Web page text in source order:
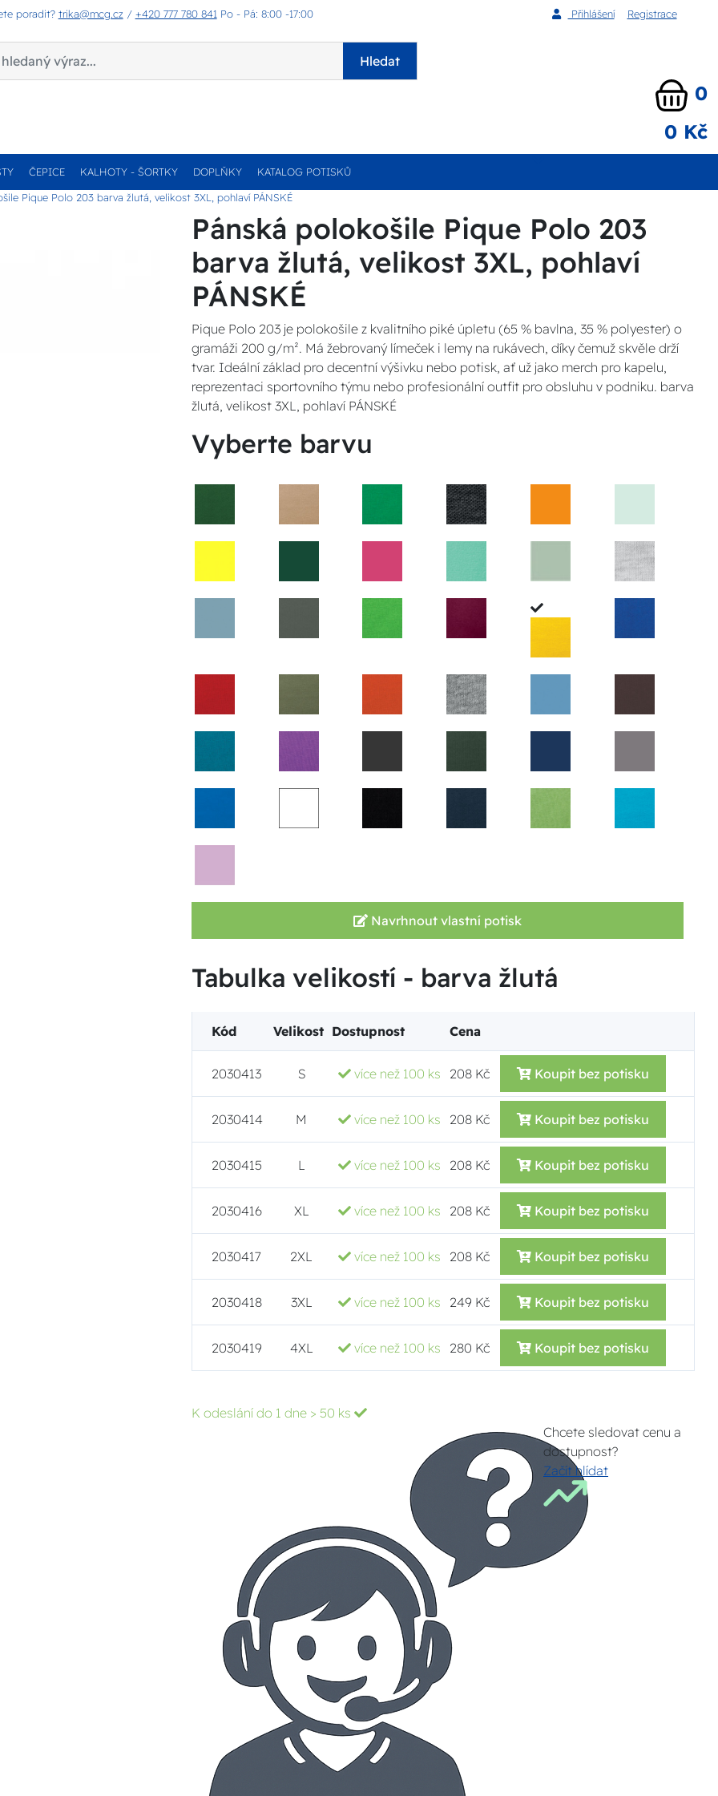
poradit? trika@mcg.cz / +420 777 780 841 Po - Pá: 8:00 -17:00 Přihlášení Registrace
Hledat
0
0 Kč
ČEPICE KALHOTY - ŠORTKY DOPLŇKY KATALOG POTISKŮ
Pique Polo 203 barva žlutá, velikost 3XL, pohlaví PÁNSKÉ
Pánská polokošile Pique Polo 203
barva žlutá, velikost 3XL, pohlaví
PÁNSKÉ
Pique Polo 203 je polokošile z kvalitního piké úpletu (65 % bavlna, 35 % polyester) o
gramáži 200 g/m². Má žebrovaný límeček i lemy na rukávech, díky čemuž skvěle drží
tvar. Ideální základ pro decentní výšivku nebo potisk, ať už jako merch pro kapelu,
reprezentaci sportovního týmu nebo profesionální outfit pro obsluhu v podniku. barva
žlutá, velikost 3XL, pohlaví PÁNSKÉ
Vyberte barvu
Navrhnout vlastní potisk
Tabulka velikostí - barva žlutá
Kód Velikost Dostupnost Cena
2030413 S více než 100 ks 208 Kč Koupit bez potisku
2030414 M více než 100 ks 208 Kč Koupit bez potisku
2030415 L více než 100 ks 208 Kč Koupit bez potisku
2030416 XL více než 100 ks 208 Kč Koupit bez potisku
2030417 2XL více než 100 ks 208 Kč Koupit bez potisku
2030418 3XL více než 100 ks 249 Kč Koupit bez potisku
2030419 4XL více než 100 ks 280 Kč Koupit bez potisku
K odeslání do 1 dne > 50 ks
Chcete sledovat cenu a
dostupnost?
Začít hlídat